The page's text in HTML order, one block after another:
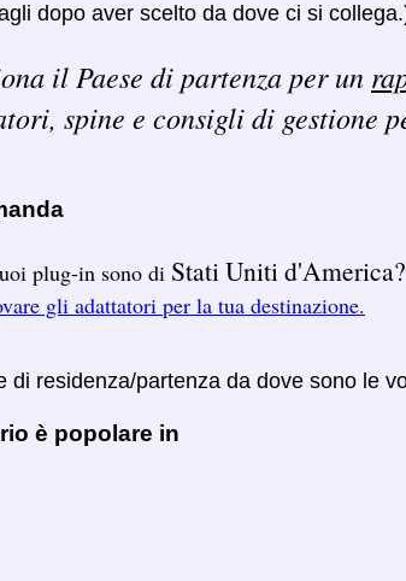
dopo aver scelto da dove ci si
il Paese di partenza per un
spine e consigli di gestione
plug-in sono di Stati Uniti d'America?
gli adattatori per la tua destinazione.
di residenza/partenza da dove sono le
è popolare in